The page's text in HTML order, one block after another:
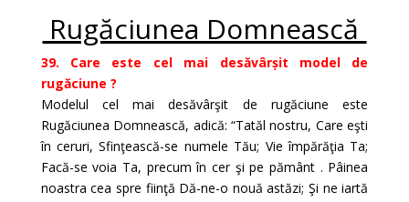
Rugăciunea Domnească
39. Care este cel mai desăvârșit model de
rugăciune ?
Modelul cel mai desăvârşit de rugăciune este
Rugăciunea Domnească, adică: “Tatăl nostru, Care eşti
în ceruri, Sfinţească-se numele Tău; Vie împărăţia Ta;
Facă-se voia Ta, precum în cer şi pe pământ . Pâinea
noastra cea spre fiinţă Dă-ne-o nouă astăzi; Şi ne iartă